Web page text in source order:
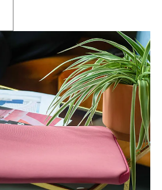
una pestaña nueva